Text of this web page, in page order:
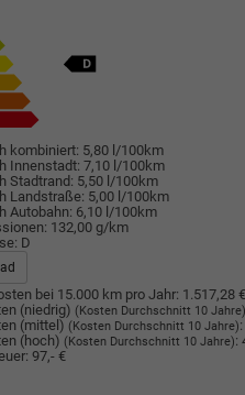
kombiniert: 5,80 l/100km
Innenstadt: 7,10 l/100km
Stadtrand: 5,50 l/100km
Landstraße: 5,00 l/100km
Autobahn: 6,10 l/100km
132,00 g/km
D
bei 15.000 km pro Jahr: 1.517,28 €
(niedrig) (Kosten Durchschnitt 10 Jahre)
(mittel) (Kosten Durchschnitt 10 Jahre):
(hoch) (Kosten Durchschnitt 10 Jahre):
97,- €